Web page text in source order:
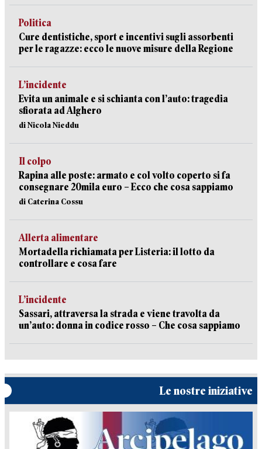
Politica
Cure dentistiche, sport e incentivi sugli assorbenti
per le ragazze: ecco le nuove misure della Regione
L’incidente
Evita un animale e si schianta con l’auto: tragedia
sfiorata ad Alghero
di Nicola Nieddu
Il colpo
Rapina alle poste: armato e col volto coperto si fa
consegnare 20mila euro – Ecco che cosa sappiamo
di Caterina Cossu
Allerta alimentare
Mortadella richiamata per Listeria: il lotto da
controllare e cosa fare
L’incidente
Sassari, attraversa la strada e viene travolta da
un’auto: donna in codice rosso – Che cosa sappiamo
Le nostre iniziative